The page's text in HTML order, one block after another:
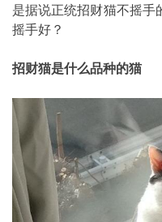
是据说正统招财猫不摇手
摇手好？
招财猫是什么品种的猫